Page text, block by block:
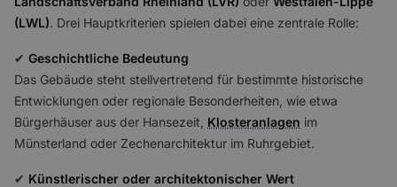
(LWL). Drei Hauptkriterien spielen dabei eine zentrale Rolle:
✔ Geschichtliche Bedeutung
Das Gebäude steht stellvertretend für bestimmte historische
Entwicklungen oder regionale Besonderheiten, wie etwa
Bürgerhäuser aus der Hansezeit, Klosteranlagen im
Münsterland oder Zechenarchitektur im Ruhrgebiet.
✔ Künstlerischer oder architektonischer Wert